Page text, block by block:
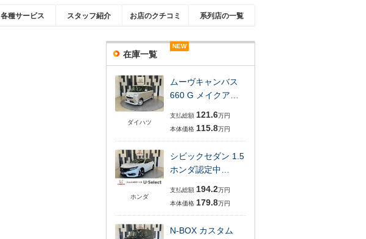
各種サービス スタッフ紹介 お店のクチコミ 系列店の一覧
在庫一覧
ダイハツ
NEW
ムーヴキャンバス
660 G メイクア…
支払総額 121.6万円
本体価格 115.8万円
ホンダ
NEW
シビックセダン 1.5
ホンダ認定中…
支払総額 194.2万円
本体価格 179.8万円
NEW
N-BOX カスタム
NEW